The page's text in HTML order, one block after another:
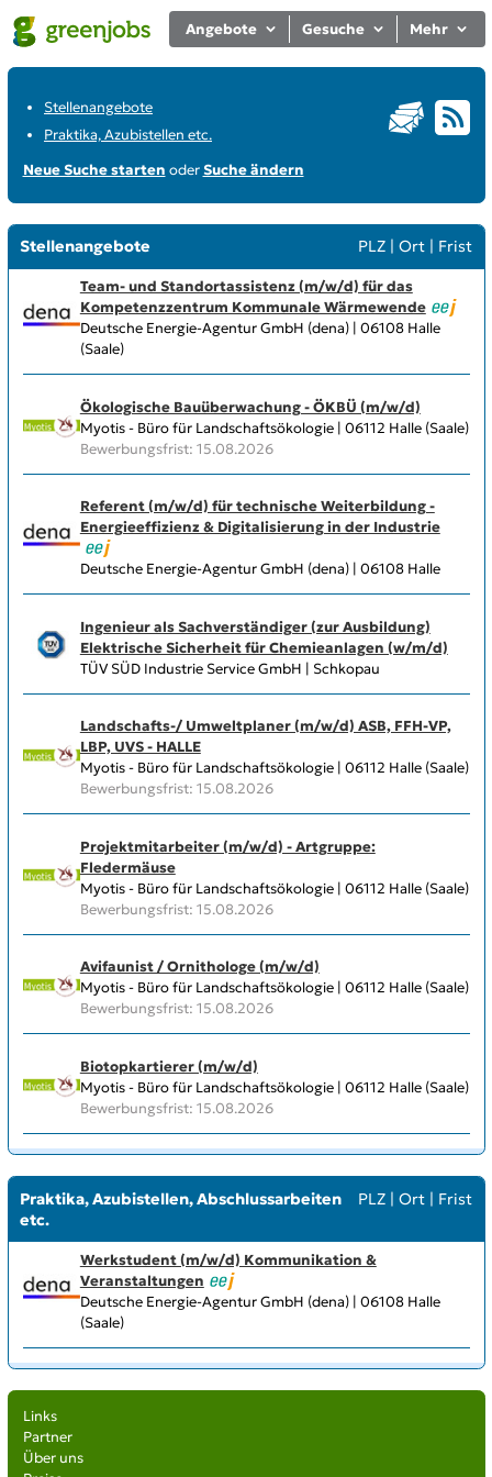
Angebote Gesuche Mehr
Stellenangebote
Praktika, Azubistellen etc.
Neue Suche starten oderSuche ändern
Stellenangebote PLZ |Ort Frist
Team- und Standortassistenz (m/w/d) für das
Kompetenzzentrum Kommunale Wärmewende
Deutsche Energie-Agentur GmbH (dena) | 06108 Halle
(Saale)
Ökologische Bauüberwachung - ÖKBÜ (m/w/d)
Myotis - Büro für Landschaftsökologie | 06112 Halle (Saale)
Bewerbungsfrist: 15.08.2026
Referent (m/w/d) für technische Weiterbildung -
Energieeffizienz & Digitalisierung in der Industrie
Deutsche Energie-Agentur GmbH (dena) | 06108 Halle
Ingenieur als Sachverständiger (zur Ausbildung)
Elektrische Sicherheit für Chemieanlagen (w/m/d)
TÜV SÜD Industrie Service GmbH | Schkopau
Landschafts-/ Umweltplaner (m/w/d) ASB, FFH-VP,
LBP, UVS - HALLE
Myotis - Büro für Landschaftsökologie | 06112 Halle (Saale)
Bewerbungsfrist: 15.08.2026
Projektmitarbeiter (m/w/d) - Artgruppe:
Fledermäuse
Myotis - Büro für Landschaftsökologie | 06112 Halle (Saale)
Bewerbungsfrist: 15.08.2026
Avifaunist / Ornithologe (m/w/d)
Myotis - Büro für Landschaftsökologie | 06112 Halle (Saale)
Bewerbungsfrist: 15.08.2026
Biotopkartierer (m/w/d)
Myotis - Büro für Landschaftsökologie | 06112 Halle (Saale)
Bewerbungsfrist: 15.08.2026
Praktika, Azubistellen, Abschlussarbeiten
etc.
PLZ |Ort | Frist
Werkstudent (m/w/d) Kommunikation &
Veranstaltungen
Deutsche Energie-Agentur GmbH (dena) | 06108 Halle
(Saale)
Links
Partner
Über uns